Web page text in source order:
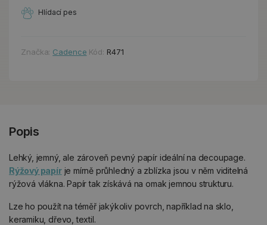
Hlídací pes
Značka: Cadence Kód: R471
Popis
Lehký, jemný, ale zároveň pevný papír ideální na decoupage.
Rýžový papírje mírně průhledný a zblízka jsou v něm viditelná
rýžová vlákna. Papír tak získává na omak jemnou strukturu.
Lze ho použít na téměř jakýkoliv povrch, například na sklo,
keramiku, dřevo, textil.